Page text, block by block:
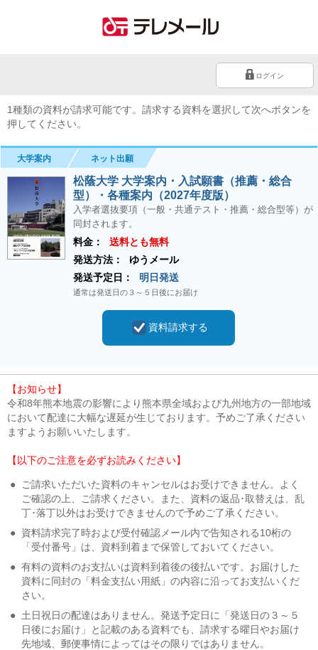
ログイン
1種類の資料が請求可能です。請求する資料を選択して次へボタンを
押してください。
大学案内 ネット出願
松蔭大学 大学案内・入試願書（推薦・総合
型）・各種案内（2027年度版）
入学者選抜要項（一般・共通テスト・推薦・総合型等）が
同封されます。
料金：
送料とも無料
発送方法：
ゆうメール
発送予定日：
明日発送
通常は発送日の３～５日後にお届け
資料請求する
【お知らせ】
令和8年熊本地震の影響により熊本県全域および九州地方の一部地域
において配達に大幅な遅延が生じております。予めご了承ください
ますようお願いいたします。
【以下のご注意を必ずお読みください】
●
ご請求いただいた資料のキャンセルはお受けできません。よく
ご確認の上、ご請求ください。また、資料の返品･取替えは、乱
丁･落丁以外はお受けできませんので予めご了承ください。
● 資料請求完了時および受付確認メール内で告知される10桁の
「受付番号」は、資料到着まで保管しておいてください。
● 有料の資料のお支払いは資料到着後の後払いです。お届けした
資料に同封の「料金支払い用紙」の内容に沿ってお支払いくだ
さい。
● 土日祝日の配達はありません。発送予定日に「発送日の３～５
日後にお届け」と記載のある資料でも、請求する曜日やお届け
先地域、郵便事情によってはその限りではありません。